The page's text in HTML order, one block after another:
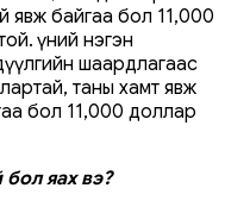
явж байгаа бол 11,000
Үүний нэгэн
шаардлагаас
таны хамт явж
бол 11,000 доллар
яах вэ?